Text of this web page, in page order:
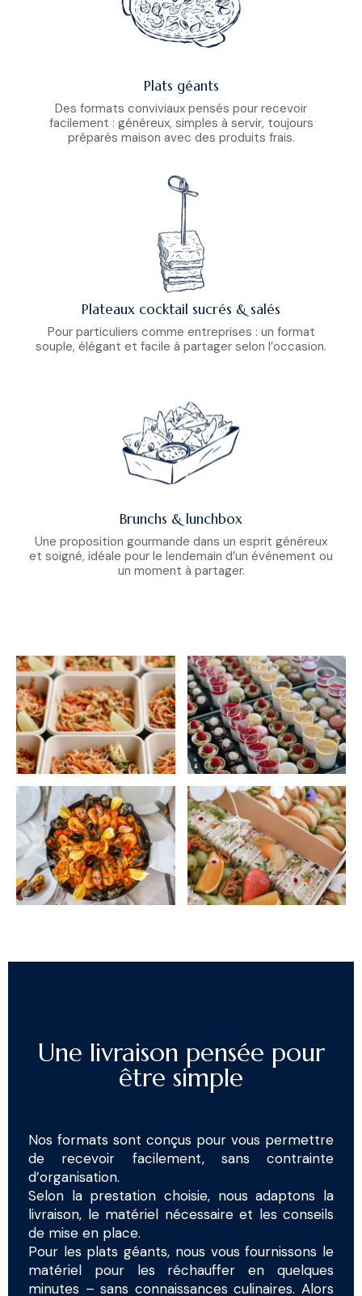
Plats géants
Des formats conviviaux pensés pour recevoir
facilement : généreux, simples à servir, toujours
préparés maison avec des produits frais.
Plateaux cocktail sucrés & salés
Pour particuliers comme entreprises : un format
souple, élégant et facile à partager selon l’occasion.
Brunchs & lunchbox
Une proposition gourmande dans un esprit généreux
et soigné, idéale pour le lendemain d’un événement ou
un moment à partager.
Une livraison pensée pour
être simple
Nos formats sont conçus pour vous permettre
de recevoir facilement, sans contrainte
d’organisation.
Selon la prestation choisie, nous adaptons la
livraison, le matériel nécessaire et les conseils
de mise en place.
Pour les plats géants, nous vous fournissons le
matériel pour les réchauffer en quelques
minutes – sans connaissances culinaires. Alors